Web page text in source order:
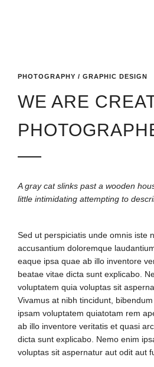
PHOTOGRAPHY / GRAPHIC DESIGN
WE ARE
A gray cat slinks past a wooden
little intimidating attempting to
Sed ut perspiciatis unde omnis iste
accusantium doloremque
eaque ipsa quae ab illo inventore
beatae vitae dicta sunt explicabo.
voluptatem quia voluptas sit
Vivamus at nibh tincidunt,
ipsam voluptatem quiatotam rem
ab illo inventore veritatis et quasi
dicta sunt explicabo. Nemo enim
voluptas sit aspernatur aut odit aut